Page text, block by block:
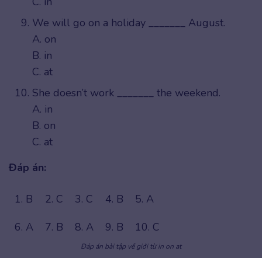
We will go on a holiday _______ August.
A. on
B. in
C. at
She doesn’t work _______ the weekend.
A. in
B. on
C. at
Đáp án:
1. B 2. C 3. C 4. B
5. A
6. A
7. B 8. A 9. B 10. C
Đáp án bài tập về giới từ in on at